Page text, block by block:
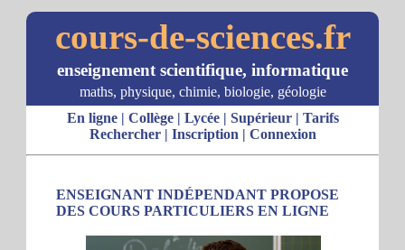
cours-de-sciences.fr
enseignement scientifique, informatique
maths, physique, chimie, biologie, géologie
En ligne| Collège| Lycée| Supérieur| Tarifs
Rechercher| Inscription | Connexion
ENSEIGNANT INDÉPENDANT PROPOSE
DES COURS PARTICULIERS EN LIGNE